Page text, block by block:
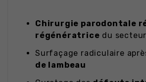
Chirurgie parodontale
régénératrice du
Surfaçage radiculaire
de lambeau